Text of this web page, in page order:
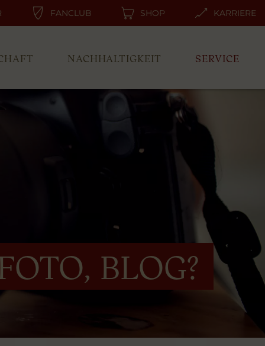
FANCLUB SHOP KARRIERE
NACHHALTIGKEIT SERVICE
BLOG?